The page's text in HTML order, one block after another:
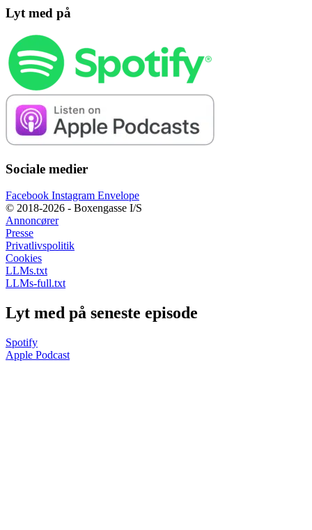
Lyt med på
Sociale medier
Facebook Instagram Envelope
© 2018-2026 - Boxengasse I/S
Annoncører
Presse
Privatlivspolitik
Cookies
LLMs.txt
LLMs-full.txt
Lyt med på seneste episode
Spotify
Apple Podcast